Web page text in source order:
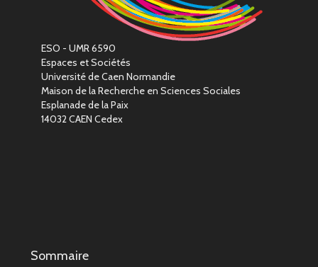
ESO - UMR 6590
Espaces et Sociétés
Université de Caen Normandie
Maison de la Recherche en Sciences Sociales
Esplanade de la Paix
14032 CAEN Cedex
Sommaire